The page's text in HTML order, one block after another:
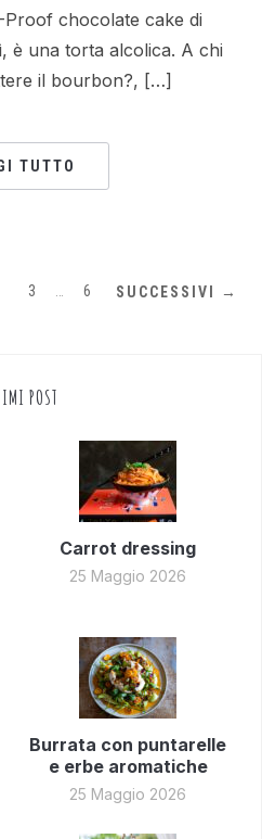
chocolate cake di
è una torta alcolica. A chi
il bourbon?, […]
TUTTO
3 … 6 SUCCESSIVI →
POST
Carrot dressing
25 Maggio 2026
Burrata con puntarelle
e erbe aromatiche
25 Maggio 2026